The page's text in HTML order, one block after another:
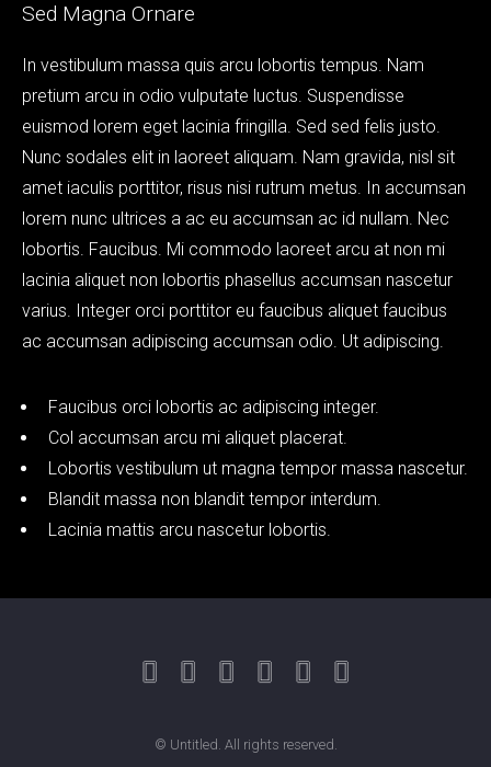
Sed Magna Ornare
In vestibulum massa quis arcu lobortis tempus. Nam
pretium arcu in odio vulputate luctus. Suspendisse
euismod lorem eget lacinia fringilla. Sed sed felis justo.
Nunc sodales elit in laoreet aliquam. Nam gravida, nisl sit
amet iaculis porttitor, risus nisi rutrum metus. In accumsan
lorem nunc ultrices a ac eu accumsan ac id nullam. Nec
lobortis. Faucibus. Mi commodo laoreet arcu at non mi
lacinia aliquet non lobortis phasellus accumsan nascetur
varius. Integer orci porttitor eu faucibus aliquet faucibus
ac accumsan adipiscing accumsan odio. Ut adipiscing.
Faucibus orci lobortis ac adipiscing integer.
Col accumsan arcu mi aliquet placerat.
Lobortis vestibulum ut magna tempor massa nascetur.
Blandit massa non blandit tempor interdum.
Lacinia mattis arcu nascetur lobortis.
© Untitled. All rights reserved.